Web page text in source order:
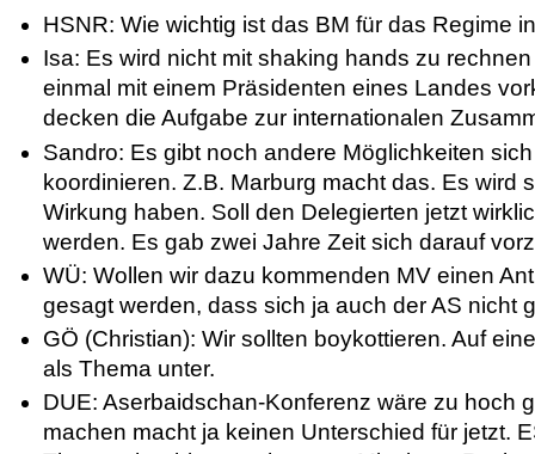
HSNR: Wie wichtig ist das BM für das Regime
Isa: Es wird nicht mit shaking hands zu
einmal mit einem Präsidenten eines Landes
decken die Aufgabe zur internationalen
Sandro: Es gibt noch andere Möglichkeiten
koordinieren. Z.B. Marburg macht das. Es wird
Wirkung haben. Soll den Delegierten jetzt
werden. Es gab zwei Jahre Zeit sich darauf
WÜ: Wollen wir dazu kommenden MV einen
gesagt werden, dass sich ja auch der AS nicht
GÖ (Christian): Wir sollten boykottieren. Auf
als Thema unter.
DUE: Aserbaidschan-Konferenz wäre zu hoch
machen macht ja keinen Unterschied für jetzt.